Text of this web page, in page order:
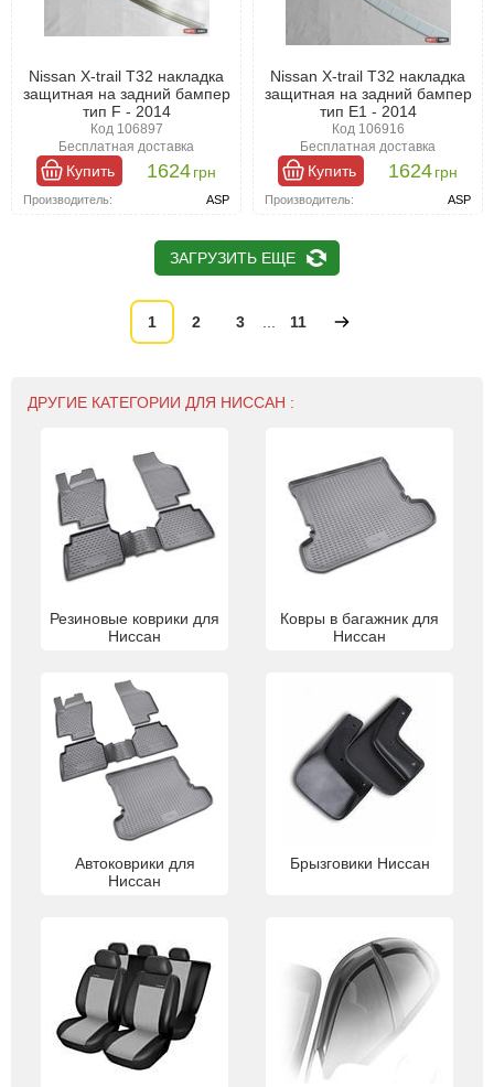
Nissan X-trail T32 накладка
защитная на задний бампер
тип F - 2014
Код 106897
Бесплатная доставка
Купить 1624грн
Производитель: ASP
Nissan X-trail T32 накладка
защитная на задний бампер
тип E1 - 2014
Код 106916
Бесплатная доставка
Купить 1624грн
Производитель: ASP
ЗАГРУЗИТЬ ЕЩЕ
1 2 3 11
ДРУГИЕ КАТЕГОРИИ ДЛЯ НИССАН :
Резиновые коврики для
Ниссан
Ковры в багажник для
Ниссан
Автоковрики для
Ниссан
Брызговики Ниссан